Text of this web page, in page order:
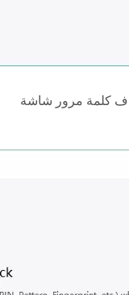
كلمة مرور شاشة